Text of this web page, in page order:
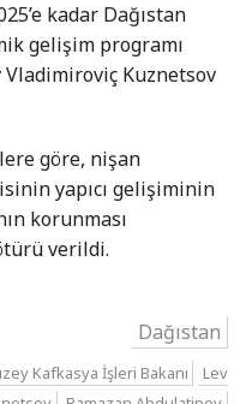
kadar Dağıstan
gelişim programı
Vladimiroviç Kuznetsov
göre, nişan
yapıcı gelişiminin
korunması
verildi.
Dağıstan
Kafkasya İşleri Bakanı
Lev